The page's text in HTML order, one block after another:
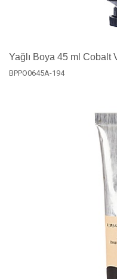
Yağlı Boya 45 ml Cobalt
BPPO0645A-194